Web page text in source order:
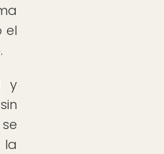
el
y
la